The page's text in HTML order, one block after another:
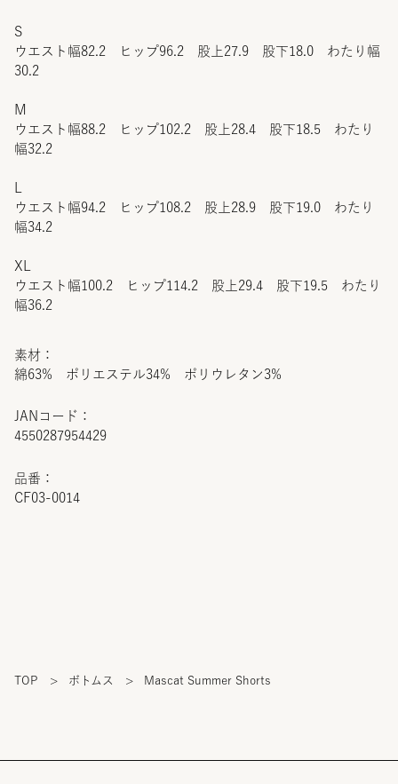
JANコード：
4550287954429
品番：
CF03-0014
S
ウエスト幅82.2 ヒップ96.2 股上27.9 股下18.0 わたり幅
30.2
M
ウエスト幅88.2 ヒップ102.2 股上28.4 股下18.5 わたり
幅32.2
ウエスト幅94.2 ヒップ108.2 股上28.9 股下19.0 わたり
幅34.2
XL
ウエスト幅100.2 ヒップ114.2 股上29.4 股下19.5 わたり
幅36.2
素材：
綿63% ポリエステル34% ポリウレタン3%
TOP > ボトムス > Mascat Summer Shorts